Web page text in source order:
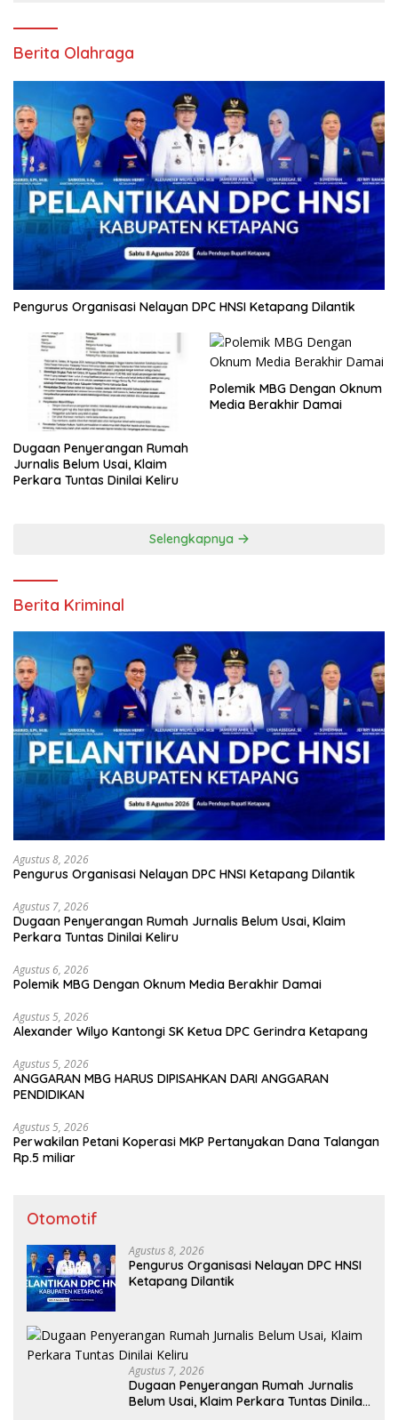
Berita Olahraga
Pengurus Organisasi Nelayan DPC HNSI Ketapang Dilantik
Dugaan Penyerangan Rumah
Jurnalis Belum Usai, Klaim
Perkara Tuntas Dinilai Keliru
Polemik MBG Dengan Oknum
Media Berakhir Damai
Selengkapnya
Berita Kriminal
Agustus 8, 2026
Pengurus Organisasi Nelayan DPC HNSI Ketapang Dilantik
Agustus 7, 2026
Dugaan Penyerangan Rumah Jurnalis Belum Usai, Klaim
Perkara Tuntas Dinilai Keliru
Agustus 6, 2026
Polemik MBG Dengan Oknum Media Berakhir Damai
Agustus 5, 2026
Alexander Wilyo Kantongi SK Ketua DPC Gerindra Ketapang
Agustus 5, 2026
ANGGARAN MBG HARUS DIPISAHKAN DARI ANGGARAN
PENDIDIKAN
Agustus 5, 2026
Perwakilan Petani Koperasi MKP Pertanyakan Dana Talangan
Rp.5 miliar
Otomotif
Agustus 8, 2026
Pengurus Organisasi Nelayan DPC HNSI
Ketapang Dilantik
Agustus 7, 2026
Dugaan Penyerangan Rumah Jurnalis
Belum Usai, Klaim Perkara Tuntas Dinilai